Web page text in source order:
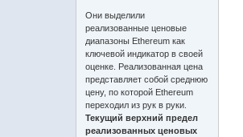
Они выделили
реализованные ценовые
диапазоны Ethereum как
ключевой индикатор в своей
оценке. Реализованная цена
представляет собой среднюю
цену, по которой Ethereum
переходил из рук в руки.
Текущий верхний предел
реализованных ценовых